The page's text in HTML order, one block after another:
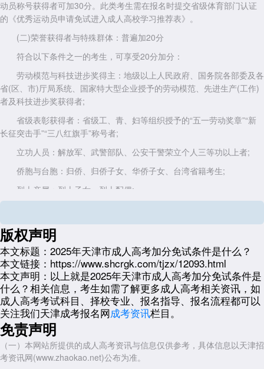
动员称号获得者可加30分。此类考生需在报名时提交省级体育部门认证
的《优秀运动员申请免试进入成人高校学习推荐表》。
(二)荣誉获得者与特殊群体：普遍加20分
符合以下条件之一的考生，可享受20分加分：
劳动模范与科技进步奖得主：地级以上人民政府、国务院各部委及各
省(区、市)厅局系统、国家特大型企业授予的劳动模范、先进生产(工作)
者及科技进步奖获得者;
省级表彰获得者：省级工、青、妇等组织授予的“五一劳动奖章”“新
长征突击手”“三八红旗手”称号者;
立功人员：解放军、武警部队、公安干警荣立个人三等功以上者;
侨胞与台胞：归侨、归侨子女、华侨子女、台湾省籍考生;
烈士亲属：烈士子女、烈士配偶;
少数民族考生，以及国防科技工业三线企业单位(位于地级以上人民政府
所在地除外)获得企业表彰的先进生产(工作)者;
年龄加分：年满25周岁以上人员(截至2025年12月31日)，系统将自
动认定并加分。
(三)退役士兵：自主就业加10分
自主就业的退役士兵，凭退役证(义务兵/士官退出现役证、军官转业
证书等)及身份证，可在考试成绩基础上增加10分投档。需注意，若同时
符合年龄加分条件，仅取最高分值，不可叠加。
二、免试政策：荣誉与贡献优先，直接录取
版权声明
本文标题： 2025年天津市成人高考加分免试条件是什么？
本文链接： https://www.shcrgk.com/tjzx/12093.html
本文声明： 以上就是2025年天津市成人高考加分免试条件是
什么？相关信息，考生如需了解更多成人高考相关资讯，如
成人高考考试科目、择校专业、报名指导、报名流程都可以
关注我们天津成考报名网成考资讯栏目。
免责声明
（一）本网站所提供的成人高考资讯与信息仅供参考，具体信息以天津招
考资讯网(www.zhaokao.net)公布为准。